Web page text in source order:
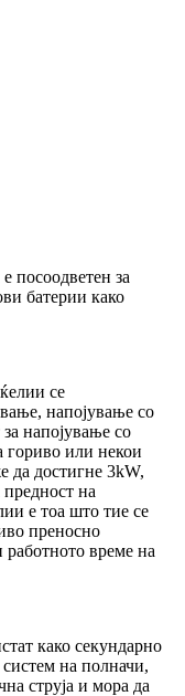
посоодветен за
батерии како
се
напојување со
напојување со
гориво или некои
да достигне 3kW,
предност на
е тоа што тие се
преносно
време на
како секундарно
на полначи,
струја и мора да